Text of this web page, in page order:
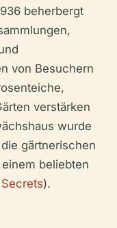
beherbergt
von Besuchern
verstärken
wurde
gärtnerischen
beliebten
).